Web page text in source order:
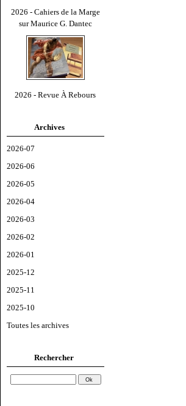
2026 - Cahiers de la Marge
sur Maurice G. Dantec
2026 - Revue À Rebours
Archives
2026-07
2026-06
2026-05
2026-04
2026-03
2026-02
2026-01
2025-12
2025-11
2025-10
Toutes les archives
Rechercher